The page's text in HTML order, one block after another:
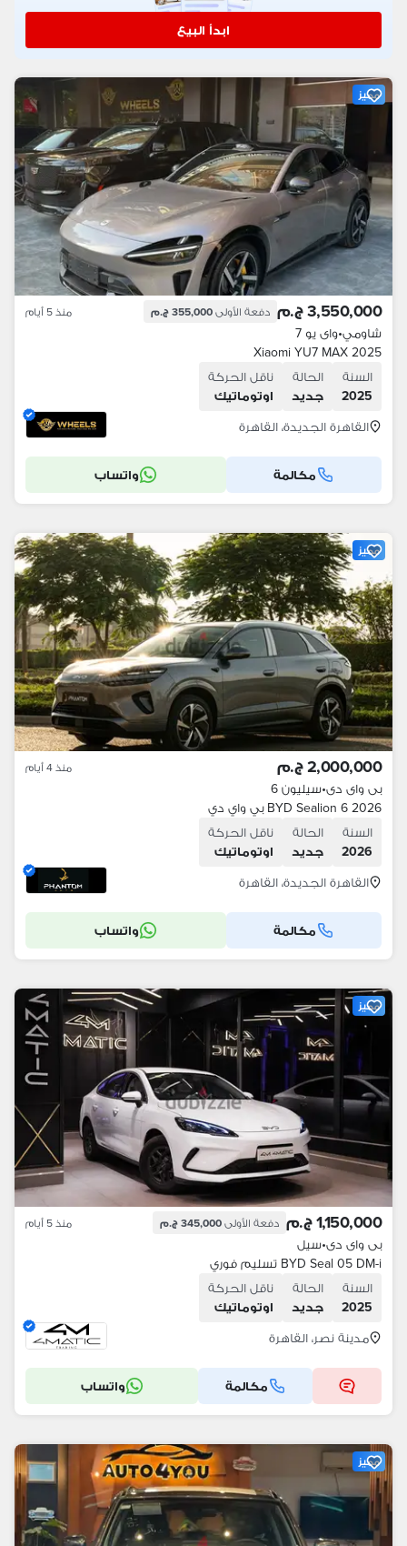
ابدأ البيع
مميز
3,550,000 ج.م دفعة الأولى 355,000 ج.م منذ 5 أيام
شاومي•واى يو 7
Xiaomi YU7 MAX 2025
السنة
2025
الحالة
جديد
ناقل الحركة
اوتوماتيك
القاهرة الجديدة، القاهرة
مكالمة واتساب
مميز
2,000,000 ج.م منذ 4 أيام
بى واى دى•سيليون 6
BYD Sealion 6 2026 بي واي دي
السنة
2026
الحالة
جديد
ناقل الحركة
اوتوماتيك
القاهرة الجديدة، القاهرة
مكالمة واتساب
مميز
1,150,000 ج.م دفعة الأولى 345,000 ج.م منذ 5 أيام
بى واى دى•سيل
BYD Seal 05 DM-i تسليم فوري
السنة
2025
الحالة
جديد
ناقل الحركة
اوتوماتيك
مدينة نصر، القاهرة
مكالمة واتساب
مميز